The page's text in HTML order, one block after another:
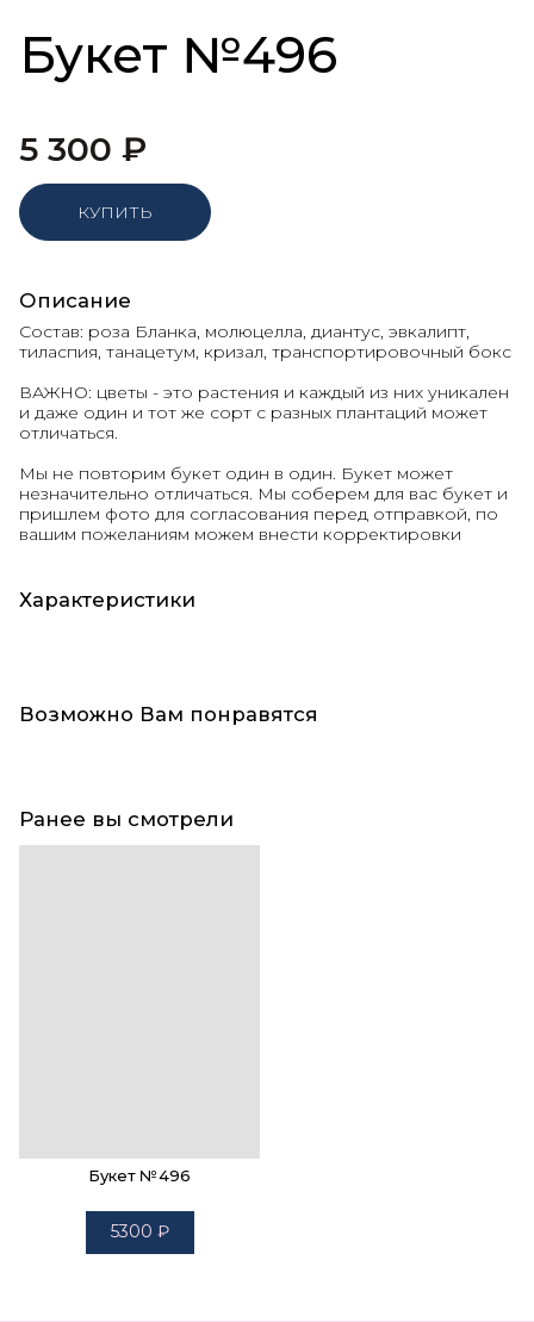
Букет №496
5 300 ₽
КУПИТЬ
Описание
Состав: роза Бланка, молюцелла, диантус, эвкалипт,
тиласпия, танацетум, кризал, транспортировочный бокс
ВАЖНО: цветы - это растения и каждый из них уникален
и даже один и тот же сорт с разных плантаций может
отличаться.
Мы не повторим букет один в один. Букет может
незначительно отличаться. Мы соберем для вас букет и
пришлем фото для согласования перед отправкой, по
вашим пожеланиям можем внести корректировки
Характеристики
Возможно Вам понравятся
Ранее вы смотрели
Букет №496
5300 ₽